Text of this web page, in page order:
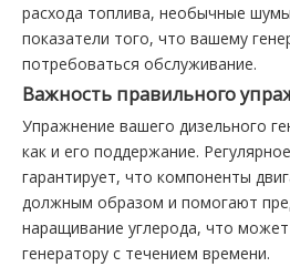
расхода топлива, необычные
показатели того, что вашему
потребоваться обслуживание.
Важность правильного
Упражнение вашего дизельного
как и его поддержание.
гарантирует, что компоненты
должным образом и помогают
наращивание углерода, что
генератору с течением времени.